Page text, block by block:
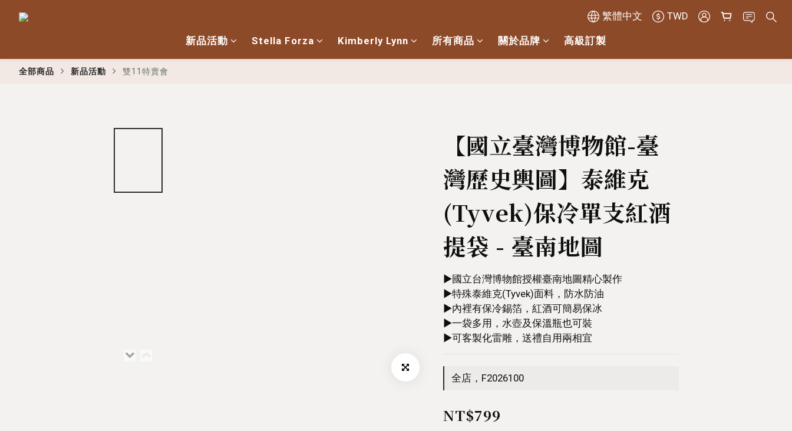
繁體中文 TWD
新品活動 Stella Forza Kimberly Lynn 所有商品 關於品牌 高級訂製
全部商品 新品活動 雙11特賣會
【國立臺灣博物館-臺
灣歷史輿圖】泰維克
(Tyvek)保冷單支紅酒
提袋 - 臺南地圖
►國立台灣博物館授權臺南地圖精心製作
►特殊泰維克(Tyvek)面料，防水防油
►內裡有保冷錫箔，紅酒可簡易保冰
►一袋多用，水壺及保溫瓶也可裝
►可客製化雷雕，送禮自用兩相宜
全店，F2026100
NT$799